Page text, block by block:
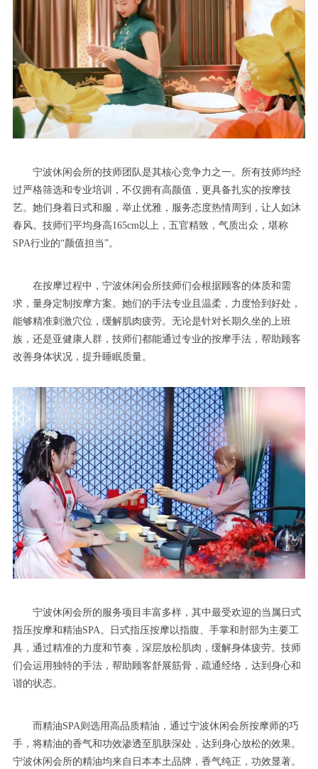
宁波休闲会所的技师团队是其核心竞争力之一。所有技师均经
过严格筛选和专业培训，不仅拥有高颜值，更具备扎实的按摩技
艺。她们身着日式和服，举止优雅，服务态度热情周到，让人如沐
春风。技师们平均身高165cm以上，五官精致，气质出众，堪称
SPA行业的“颜值担当”。
在按摩过程中，宁波休闲会所技师们会根据顾客的体质和需
求，量身定制按摩方案。她们的手法专业且温柔，力度恰到好处，
能够精准刺激穴位，缓解肌肉疲劳。无论是针对长期久坐的上班
族，还是亚健康人群，技师们都能通过专业的按摩手法，帮助顾客
改善身体状况，提升睡眠质量。
宁波休闲会所的服务项目丰富多样，其中最受欢迎的当属日式
指压按摩和精油SPA。日式指压按摩以指腹、手掌和肘部为主要工
具，通过精准的力度和节奏，深层放松肌肉，缓解身体疲劳。技师
们会运用独特的手法，帮助顾客舒展筋骨，疏通经络，达到身心和
谐的状态。
而精油SPA则选用高品质精油，通过宁波休闲会所按摩师的巧
手，将精油的香气和功效渗透至肌肤深处，达到身心放松的效果。
宁波休闲会所的精油均来自日本本土品牌，香气纯正，功效显著。